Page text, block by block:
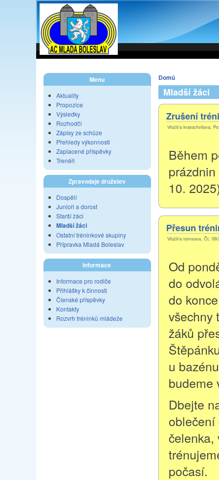
Menu
Aktuality
Propozice
Výsledky
Rozhodčí
Zápisy ze schůze
Přehledy výkonnosti
Zaplacené příspěvky
Trenéři
Zpravodaje družstev
Dospělí
Junioři a dorost
Starší žáci
Mladší žáci
Ostatní tréninkové skupiny
Přípravka Mladá Boleslav
Informace
Informace pro rodiče
Přihlášky k činnosti
Členské příspěvky
Kontakty
Rozvrh tréninků mládeže
Domů
Mladší žáci
Zrušení
Vložil/a kratochvilova,
Během
10.
Přesun
Vložil/a tomsova, Čt, 09/
Od
do
do
všechny
žáků
u
budeme
Dbejte
oblečení
čelenka,
počasí.